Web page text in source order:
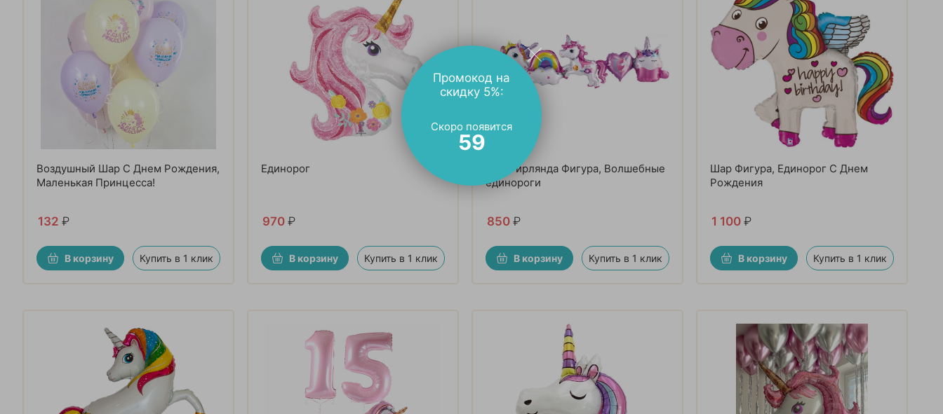
Воздушный Шар С Днем Рождения,
Маленькая Принцесса!
132 ₽
В корзину Купить в 1 клик
Единорог
970 ₽
В корзину Купить в 1 клик
Шар Гирлянда Фигура, Волшебные
единороги
850 ₽
В корзину Купить в 1 клик
Шар Фигура, Единорог С Днем
Рождения
1 100 ₽
В корзину Купить в 1 клик
Промокод на
скидку 5%:
Скоро появится
57